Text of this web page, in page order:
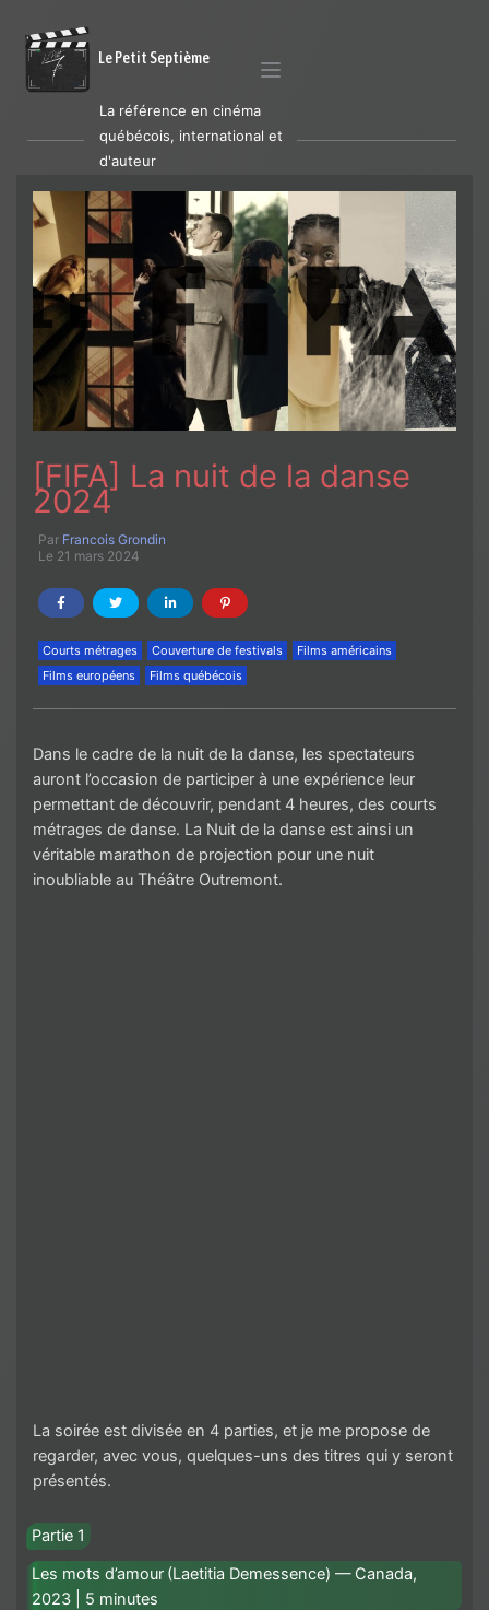
Le Petit Septième
La référence en cinéma
québécois, international et
d'auteur
[FIFA] La nuit de la danse
2024
Par Francois Grondin
Le 21 mars 2024
Courts métrages Couverture de festivals
Films américains
Films européens
Films québécois
Dans le cadre de la nuit de la danse, les spectateurs
auront l’occasion de participer à une expérience leur
permettant de découvrir, pendant 4 heures, des courts
métrages de danse. La Nuit de la danse est ainsi un
véritable marathon de projection pour une nuit
inoubliable au Théâtre Outremont.
La soirée est divisée en 4 parties, et je me propose de
regarder, avec vous, quelques-uns des titres qui y seront
présentés.
Partie 1
Les mots d’amour (Laetitia Demessence) — Canada,
2023 | 5 minutes